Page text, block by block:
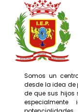
Somos un
desde la idea de
de que sus hijos